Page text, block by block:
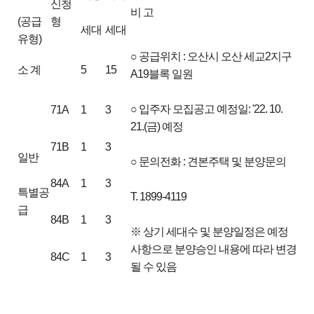
(공급
유형)
신청
형
세대 세대
비 고
소 계 5 15
○ 공급위치 : 오산시 오산 세교2지구
A19블록 일원
○ 입주자 모집공고 예정일: '22. 10.
21.(금) 예정
○ 문의전화 : 견본주택 및 분양문의
T. 1899-4119
※ 상기 세대수 및 분양일정은 예정
사항으로 분양승인 내용에 따라 변경
될 수 있음
일반
특별공
급
71A 1 3
71B 1 3
84A 1 3
84B 1 3
84C 1 3